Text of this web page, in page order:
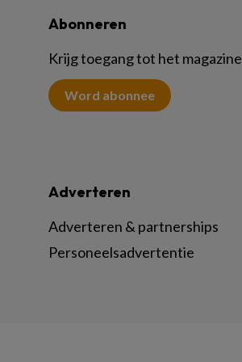
Abonneren
Krijg toegang tot het magazine
Word abonnee
Adverteren
Adverteren & partnerships
Personeelsadvertentie